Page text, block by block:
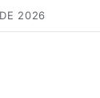
2026